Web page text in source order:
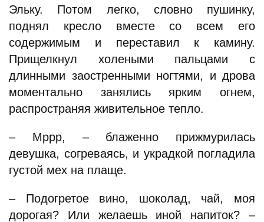
Эльку. Потом легко, словно пушинку,
поднял кресло вместе со всем его
содержимым и переставил к камину.
Прищелкнул холеными пальцами с
длинными заостренными ногтями, и дрова
моментально занялись ярким огнем,
распространяя живительное тепло.
– Мррр, – блаженно прижмурилась
девушка, согреваясь, и украдкой погладила
густой мех на плаще.
– Подогретое вино, шоколад, чай, моя
дорогая? Или желаешь иной напиток? –